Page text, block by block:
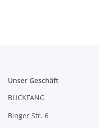
Unser Geschäft
BLICKFANG
Binger Str. 6